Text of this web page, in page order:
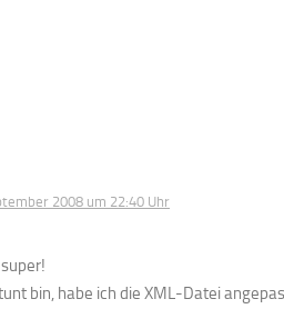
2008 um 22:40 Uhr
bin, habe ich die XML-Datei